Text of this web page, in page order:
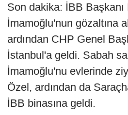
Son dakika: İBB Başkanı
İmamoğlu'nun gözaltına
ardından CHP Genel
İstanbul'a geldi. Sabah
İmamoğlu'nu evlerinde
Özel, ardından da
İBB binasına geldi.